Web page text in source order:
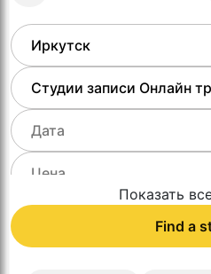
Показать
Find a